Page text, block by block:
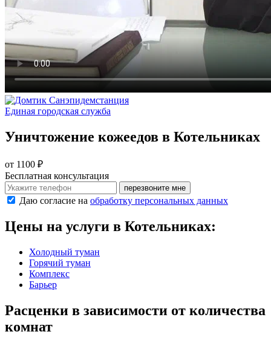
Санэпидемстанция
Единая городская служба
Уничтожение кожеедов в Котельниках
от 1100 ₽
Бесплатная консультация
перезвоните мне
Даю согласие на обработку персональных данных
Цены на услуги в Котельниках:
Холодный туман
Горячий туман
Комплекс
Барьер
Расценки в зависимости от количества
комнат